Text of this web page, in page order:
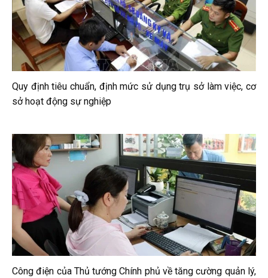
Quy định tiêu chuẩn, định mức sử dụng trụ sở làm việc, cơ
sở hoạt động sự nghiệp
Công điện của Thủ tướng Chính phủ về tăng cường quản lý,